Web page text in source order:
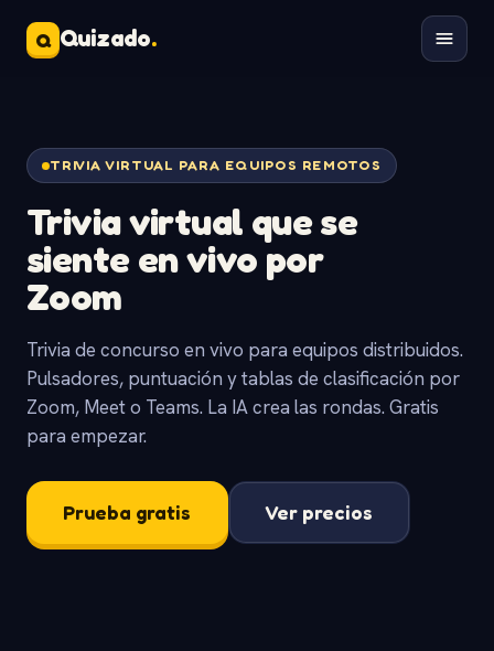
Q Quizado.
TRIVIA VIRTUAL PARA EQUIPOS REMOTOS
Trivia virtual que se
siente en vivo por
Zoom
Trivia de concurso en vivo para equipos distribuidos.
Pulsadores, puntuación y tablas de clasificación por
Zoom, Meet o Teams. La IA crea las rondas. Gratis
para empezar.
Prueba gratis Ver precios